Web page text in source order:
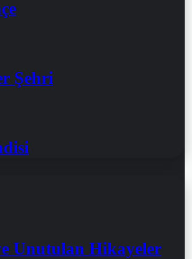
Şehri
Unutulan Hikayeler